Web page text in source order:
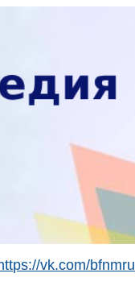
vk.com/bfnmru